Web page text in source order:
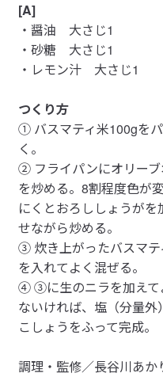
[A]
・醤油 大さじ1
・砂糖 大さじ1
・レモン汁 大さじ1
つくり方
① バスマティ米100gを
く。
② フライパンにオリー
を炒める。8割程度色が
にくとおろししょうが
せながら炒める。
③ 炊き上がったバスマテ
を入れてよく混ぜる。
④ ③に生のニラを加えて
ないければ、塩（分量
こしょうをふって完成。
調理・監修／長谷川あか